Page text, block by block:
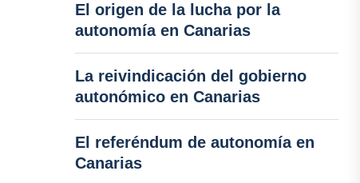
El origen de la lucha por la
autonomía en Canarias
La reivindicación del gobierno
autonómico en Canarias
El referéndum de autonomía en
Canarias